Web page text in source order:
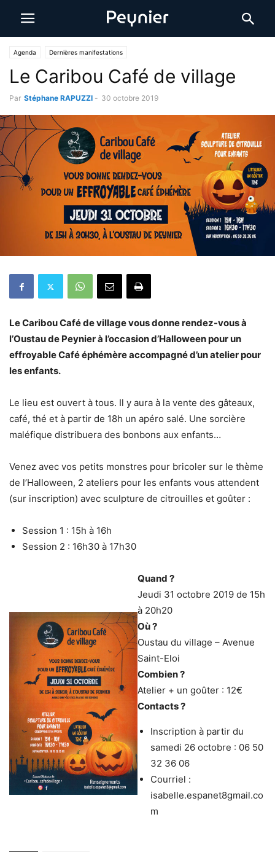
Agenda Dernières manifestations
Le Caribou Café de village
Par Stéphane RAPUZZI - 30 octobre 2019
Le Caribou Café de village vous donne rendez-vous à
l’Oustau de Peynier à l’occasion d’Halloween pour un
effroyable Café éphémère accompagné d’un atelier pour
les enfants.
Le lieu est ouvert à tous. Il y aura à la vente des gâteaux,
café, thé et à partir de 18h un apéro salé. Une sorcière
maléfique distribuera des bonbons aux enfants…
Venez avec vos petits monstres pour bricoler sur le thème
de l’Halloween, 2 ateliers pour les enfants vous attendent
(sur inscription) avec sculpture de citrouilles et goûter :
Session 1 : 15h à 16h
Session 2 : 16h30 à 17h30
Quand ?
Jeudi 31 octobre 2019 de 15h
à 20h20
Où ?
Oustau du village – Avenue
Saint-Eloi
Combien ?
Atelier + un goûter : 12€
Contacts ?
Inscription à partir du
samedi 26 octobre : 06 50
32 36 06
Courriel :
isabelle.espanet8gmail.co
m